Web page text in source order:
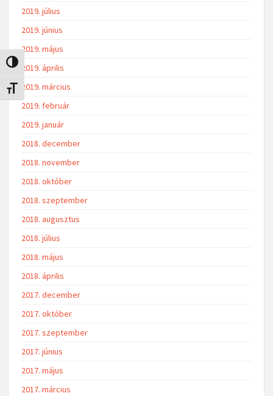
Nagy kontraszt váltása
Betűméret váltása
2019. július
2019. június
2019. május
2019. április
2019. március
2019. február
2019. január
2018. december
2018. november
2018. október
2018. szeptember
2018. augusztus
2018. július
2018. május
2018. április
2017. december
2017. október
2017. szeptember
2017. június
2017. május
2017. március